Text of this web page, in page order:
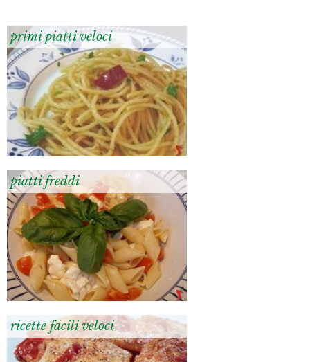
primi piatti veloci
piatti freddi
ricette facili veloci